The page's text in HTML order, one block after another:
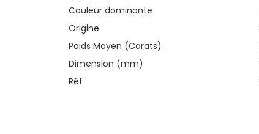
Couleur dominante
Origine
Poids Moyen (Carats)
Dimension (mm)
Réf